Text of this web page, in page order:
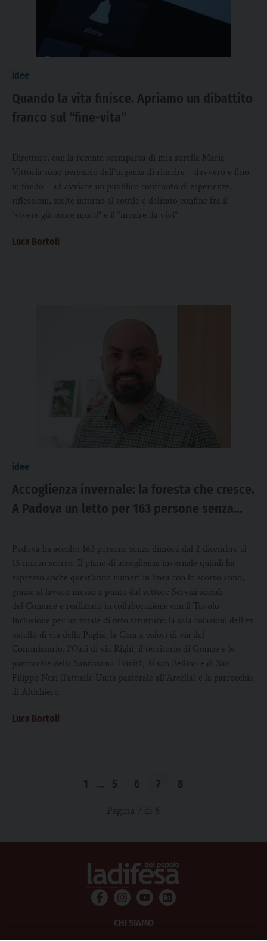
idee
Quando la vita finisce. Apriamo un dibattito
franco sul “fine-vita”
Direttore, con la recente scomparsa di mia sorella Maria
Vittoria sono persuaso dell’urgenza di riuscire – davvero e fino
in fondo – ad avviare un pubblico confronto di esperienze,
riflessioni, scelte intorno al sottile e delicato confine fra il
“vivere già come morti” e il “morire da vivi”.
Luca Bortoli
idee
Accoglienza invernale: la foresta che cresce.
A Padova un letto per 163 persone senza
Padova ha accolto 163 persone senza dimora dal 2 dicembre al
15 marzo scorso. Il piano di accoglienza invernale quindi ha
espresso anche quest’anno numeri in linea con lo scorso anno,
grazie al lavoro messo a punto dal settore Servizi sociali
del Comune e realizzato in collaborazione con il Tavolo
Inclusione per un totale di otto strutture: la sala colazioni dell’ex
ostello di via della Paglia, la Casa a colori di via del
Commissario, l’Oasi di via Righi, il territorio di Granze e le
parrocchie della Santissima Trinità, di san Bellino e di San
Filippo Neri (l’attuale Unità pastorale all’Arcella) e la parrocchia
di Altichiero.
Luca Bortoli
1 … 5 6 7 8
Pagina 7 di 8
CHI SIAMO